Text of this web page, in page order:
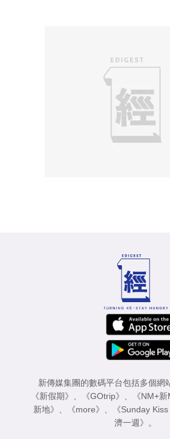
新傳媒集團的數碼平台包括多個網
《新假期》 、 《GOtrip》 、 《NM+
新地》 、 《more》 、 《Sunday Kiss
濟一週》 。